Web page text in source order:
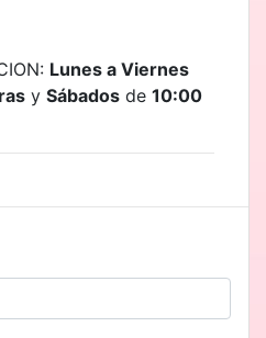
Lunes a Viernes
y Sábados de 10:00